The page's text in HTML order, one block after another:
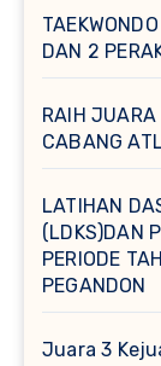
DAN 2
RAIH
CABANG
LATIHAN
(LDKS)DAN
PERIODE
PEGANDON
Juara 3